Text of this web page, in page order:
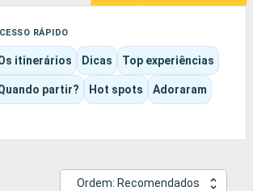
RÁPIDO
itinerários Dicas Top experiências
partir? Hot spots Adoraram
Ordem: Recomendados